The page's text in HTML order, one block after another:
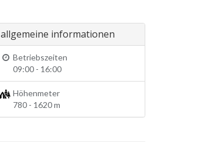
allgemeine informationen
Betriebszeiten
09:00 - 16:00
Höhenmeter
780 - 1620 m